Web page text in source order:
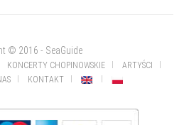
© 2016 - SeaGuide
KONCERTY CHOPINOWSKIE
ARTYŚCI
KONTAKT